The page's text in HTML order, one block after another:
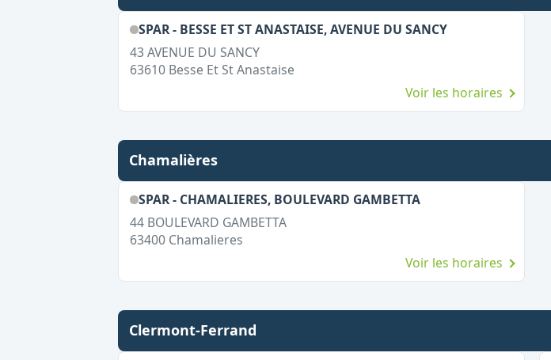
SPAR - BESSE ET ST ANASTAISE, AVENUE DU SANCY
43 AVENUE DU SANCY
63610 Besse Et St Anastaise
Voir les horaires
Chamalières
SPAR - CHAMALIERES, BOULEVARD GAMBETTA
44 BOULEVARD GAMBETTA
63400 Chamalieres
Voir les horaires
Clermont-Ferrand